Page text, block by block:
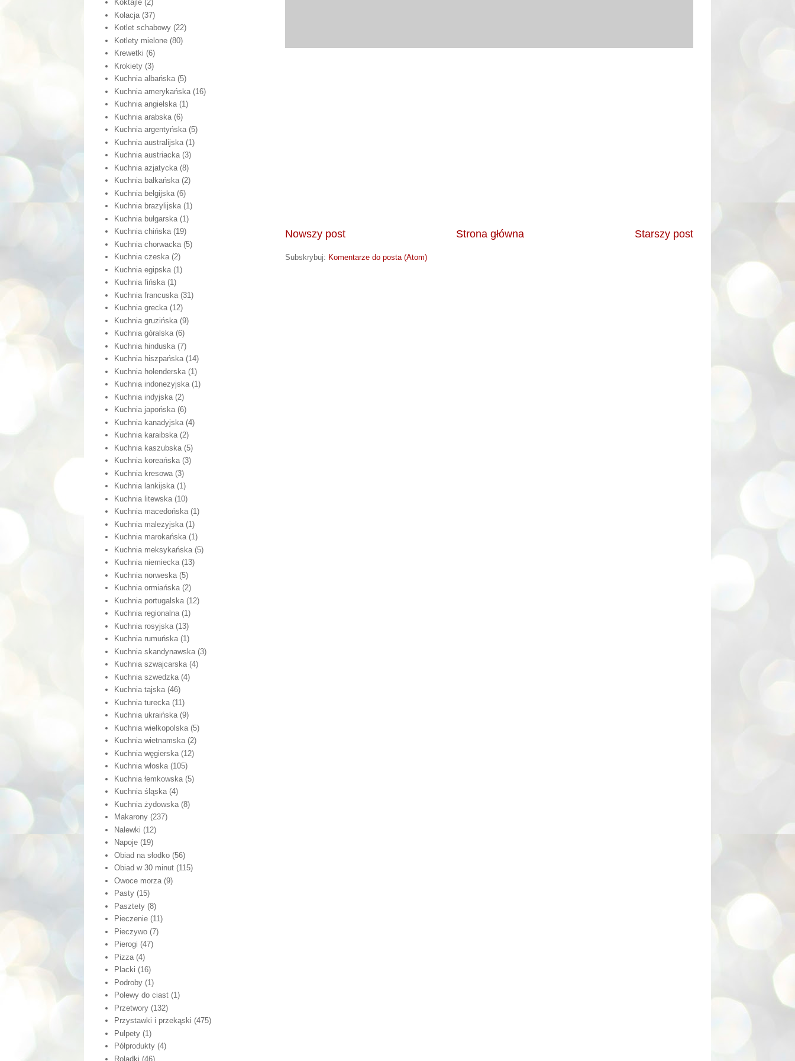
Nowszy post Starszy post
Strona główna
Subskrybuj: Komentarze do posta (Atom)
Koktajle (2)
Kolacja (37)
Kotlet schabowy (22)
Kotlety mielone (80)
Krewetki (6)
Krokiety (3)
Kuchnia albańska (5)
Kuchnia amerykańska (16)
Kuchnia angielska (1)
Kuchnia arabska (6)
Kuchnia argentyńska (5)
Kuchnia australijska (1)
Kuchnia austriacka (3)
Kuchnia azjatycka (8)
Kuchnia bałkańska (2)
Kuchnia belgijska (6)
Kuchnia brazylijska (1)
Kuchnia bułgarska (1)
Kuchnia chińska (19)
Kuchnia chorwacka (5)
Kuchnia czeska (2)
Kuchnia egipska (1)
Kuchnia fińska (1)
Kuchnia francuska (31)
Kuchnia grecka (12)
Kuchnia gruzińska (9)
Kuchnia góralska (6)
Kuchnia hinduska (7)
Kuchnia hiszpańska (14)
Kuchnia holenderska (1)
Kuchnia indonezyjska (1)
Kuchnia indyjska (2)
Kuchnia japońska (6)
Kuchnia kanadyjska (4)
Kuchnia karaibska (2)
Kuchnia kaszubska (5)
Kuchnia koreańska (3)
Kuchnia kresowa (3)
Kuchnia lankijska (1)
Kuchnia litewska (10)
Kuchnia macedońska (1)
Kuchnia malezyjska (1)
Kuchnia marokańska (1)
Kuchnia meksykańska (5)
Kuchnia niemiecka (13)
Kuchnia norweska (5)
Kuchnia ormiańska (2)
Kuchnia portugalska (12)
Kuchnia regionalna (1)
Kuchnia rosyjska (13)
Kuchnia rumuńska (1)
Kuchnia skandynawska (3)
Kuchnia szwajcarska (4)
Kuchnia szwedzka (4)
Kuchnia tajska (46)
Kuchnia turecka (11)
Kuchnia ukraińska (9)
Kuchnia wielkopolska (5)
Kuchnia wietnamska (2)
Kuchnia węgierska (12)
Kuchnia włoska (105)
Kuchnia łemkowska (5)
Kuchnia śląska (4)
Kuchnia żydowska (8)
Makarony (237)
Nalewki (12)
Napoje (19)
Obiad na słodko (56)
Obiad w 30 minut (115)
Owoce morza (9)
Pasty (15)
Pasztety (8)
Pieczenie (11)
Pieczywo (7)
Pierogi (47)
Pizza (4)
Placki (16)
Podroby (1)
Polewy do ciast (1)
Przetwory (132)
Przystawki i przekąski (475)
Pulpety (1)
Półprodukty (4)
Roladki (46)